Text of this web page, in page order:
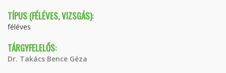
TÍPUS (FÉLÉVES, VIZSGÁS):
féléves
TÁRGYFELELŐS:
Dr. Takács Bence Géza